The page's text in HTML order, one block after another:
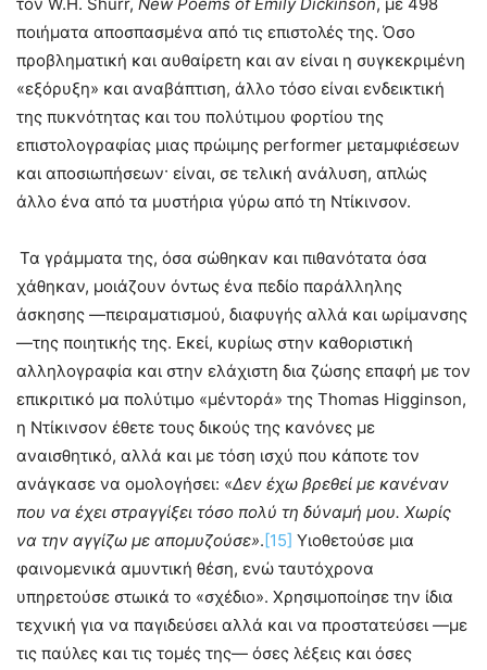
ποιήματα αποσπασμένα από τις επιστολές της. Όσο
προβληματική και αυθαίρετη και αν είναι η συγκεκριμένη
«εξόρυξη» και αναβάπτιση, άλλο τόσο είναι ενδεικτική
της πυκνότητας και του πολύτιμου φορτίου της
επιστολογραφίας μιας πρώιμης performer μεταμφιέσεων
και αποσιωπήσεων· είναι, σε τελική ανάλυση, απλώς
άλλο ένα από τα μυστήρια γύρω από τη Ντίκινσον.
Τα γράμματα της, όσα σώθηκαν και πιθανότατα όσα
χάθηκαν, μοιάζουν όντως ένα πεδίο παράλληλης
άσκησης —πειραματισμού, διαφυγής αλλά και ωρίμανσης
—της ποιητικής της. Εκεί, κυρίως στην καθοριστική
αλληλογραφία και στην ελάχιστη δια ζώσης επαφή με τον
επικριτικό μα πολύτιμο «μέντορά» της Thomas Higginson,
η Ντίκινσον έθετε τους δικούς της κανόνες με
αναισθητικό, αλλά και με τόση ισχύ που κάποτε τον
ανάγκασε να ομολογήσει: «Δεν έχω βρεθεί με κανέναν
που να έχει στραγγίξει τόσο πολύ τη δύναμή μου. Χωρίς
να την αγγίζω με απομυζούσε». [15] Υιοθετούσε μια
φαινομενικά αμυντική θέση, ενώ ταυτόχρονα
υπηρετούσε στωικά το «σχέδιο». Χρησιμοποίησε την ίδια
τεχνική για να παγιδεύσει αλλά και να προστατεύσει —με
τις παύλες και τις τομές της— όσες λέξεις και όσες